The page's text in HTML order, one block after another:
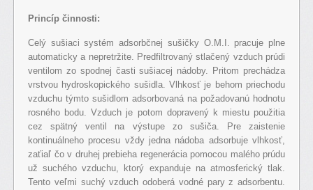
Princíp činnosti:
Celý sušiaci systém adsorbčnej sušičky O.M.I. pracuje plne
automaticky a nepretržite. Predfiltrovaný stlačený vzduch prúdi
ventilom zo spodnej časti sušiacej nádoby. Pritom prechádza
vrstvou hydroskopického sušidla. Vlhkosť je behom priechodu
vzduchu týmto sušidlom adsorbovaná na požadovanú hodnotu
rosného bodu. Vzduch je potom dopravený k miestu použitia
cez spätný ventil na výstupe zo sušiča. Pre zaistenie
kontinuálneho procesu vždy jedna nádoba adsorbuje vlhkosť,
zaťiaľ čo v druhej prebieha regenerácia pomocou malého prúdu
už suchého vzduchu, ktorý expanduje na atmosferický tlak.
Tento veľmi suchý vzduch odoberá vodné pary z adsorbentu.